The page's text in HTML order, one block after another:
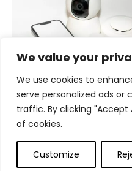
We value your
We use cookies to
serve personalized ads or
traffic. By clicking "Accept
of cookies.
Customize
Wie schützen Sie Ihre
Büroelektronik vor
Cyber-Bedrohungen?